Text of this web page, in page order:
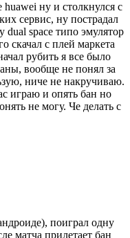
ну и столкнулся с
сервис, ну пострадал
dual space типо эмулятор
скачал с плей маркета
рубить я все было
вообще не понял за
ниче не накручиваю.
играю и опять бан но
не могу. Че делать с
поиграл одну
матча прилетает бан